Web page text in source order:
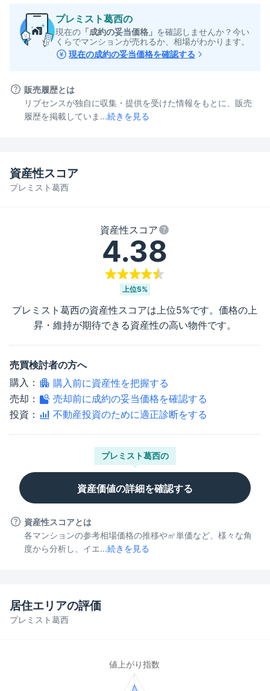
プレミスト葛西の
現在の 「成約の妥当価格」 を確認しませんか？今い
くらでマンションが売れるか、相場がわかります。
現在の成約の妥当価格を確認する
販売履歴とは
リブセンスが独自に収集・提供を受けた情報をもとに、販売
履歴を掲載していま...続きを見る
プレミスト葛西
資産性スコア
資産性スコア
4.38
上位5%
プレミスト葛西の資産性スコアは上位5%です。価格の上
昇・維持が期待できる資産性の高い物件です。
売買検討者の方へ
購入：
購入前に資産性を把握する
売却：
売却前に成約の妥当価格を確認する
投資：
不動産投資のために適正診断をする
プレミスト葛西の
資産価値の詳細を確認する
資産性スコアとは
各マンションの参考相場価格の推移や㎡単価など、様々な角
度から分析し、イエ...続きを見る
プレミスト葛西
居住エリアの評価